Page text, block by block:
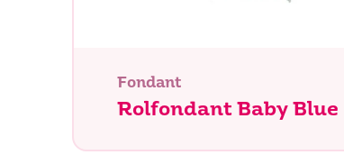
Fondant
Rolfondant Baby Blue